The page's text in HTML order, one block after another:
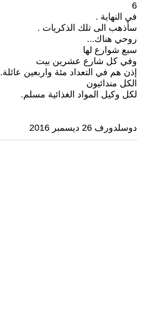
6
في النهاية .
سأذهب الى تلك الذكريات .
روحي هناك...
سبع شوارع لها
وفي كل شارع عشرين بيت
إذن هم في التعداد مئة واربعين عائلة.
الكل مندائيون
لكل وكيل المواد الغذائية مسلم.
دوسلدورف 26 ديسمبر 2016